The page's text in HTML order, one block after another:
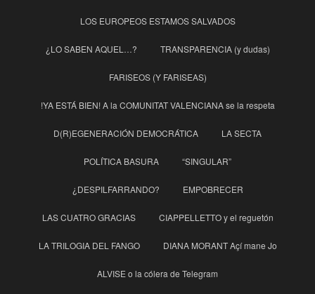
LOS EUROPEOS ESTAMOS SALVADOS
¿LO SABEN AQUEL…? TRANSPARENCIA (y dudas)
FARISEOS (Y FARISEAS)
!YA ESTÁ BIEN! A la COMUNITAT VALENCIANA se la respeta
D(R)EGENERACIÓN DEMOCRÁTICA LA SECTA
POLÍTICA BASURA “SINGULAR”
¿DESPILFARRANDO? EMPOBRECER
LAS CUATRO GRACIAS CIAPPELLETTO y el reguetón
LA TRILOGIA DEL FANGO DIANA MORANT Açí mane Jo
ALVISE o la cólera de Telegram